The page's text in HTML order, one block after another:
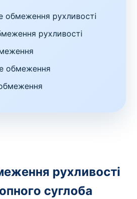
обмеження рухливості
рухливості
обмеження
рухливості
суглоба